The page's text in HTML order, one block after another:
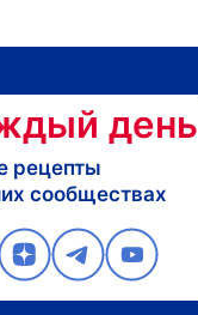
день
рецепты
сообществах